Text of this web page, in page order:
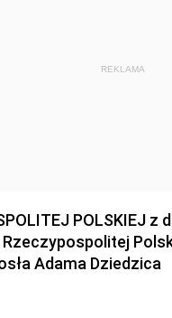
REKLAMA
POLSKIEJ z
Adama Dziedzica